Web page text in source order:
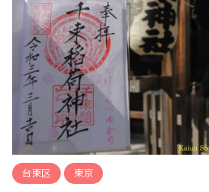
台東区 東京